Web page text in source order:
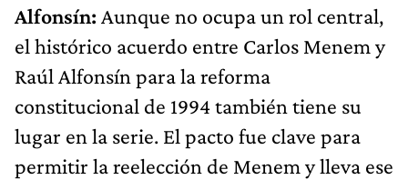
Alfonsín: Aunque no ocupa un rol central,
el histórico acuerdo entre Carlos Menem y
Raúl Alfonsín para la reforma
constitucional de 1994 también tiene su
lugar en la serie. El pacto fue clave para
permitir la reelección de Menem y lleva ese